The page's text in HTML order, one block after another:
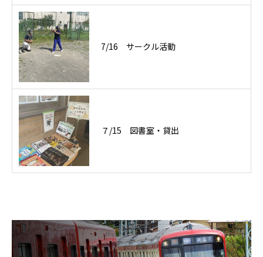
7/16 サークル活動
７/15 図書室・貸出